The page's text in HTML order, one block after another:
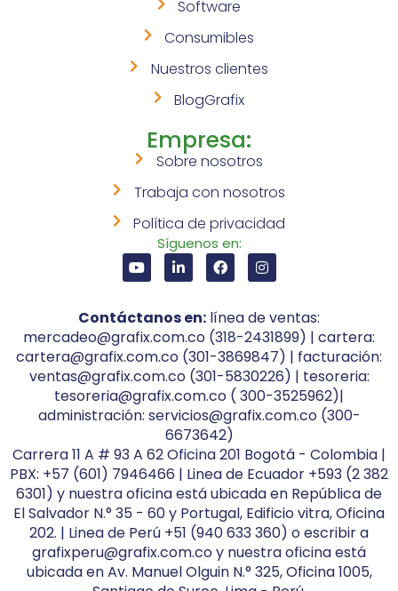
Software
Consumibles
Nuestros clientes
BlogGrafix
Empresa:
Sobre nosotros
Trabaja con nosotros
Política de privacidad
Síguenos en:
Contáctanos en: línea de ventas:
mercadeo@grafix.com.co (318-2431899) | cartera:
cartera@grafix.com.co (301-3869847) | facturación:
ventas@grafix.com.co (301-5830226) | tesoreria:
tesoreria@grafix.com.co ( 300-3525962)|
administración: servicios@grafix.com.co (300-
6673642)
Carrera 11 A # 93 A 62 Oficina 201 Bogotá - Colombia |
PBX: +57 (601) 7946466 | Linea de Ecuador +593 (2 382
6301) y nuestra oficina está ubicada en República de
El Salvador N.° 35 - 60 y Portugal, Edificio vitra, Oficina
202. | Linea de Perú +51 (940 633 360) o escribir a
grafixperu@grafix.com.co y nuestra oficina está
ubicada en Av. Manuel Olguin N.° 325, Oficina 1005,